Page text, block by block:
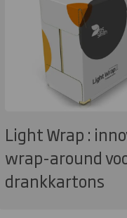
Light Wrap :
wrap-around
drankkartons